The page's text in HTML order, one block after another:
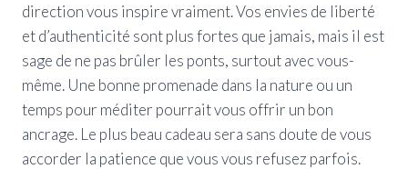
direction vous inspire vraiment. Vos envies de liberté
et d’authenticité sont plus fortes que jamais, mais il est
sage de ne pas brûler les ponts, surtout avec vous-
même. Une bonne promenade dans la nature ou un
temps pour méditer pourrait vous offrir un bon
ancrage. Le plus beau cadeau sera sans doute de vous
accorder la patience que vous vous refusez parfois.